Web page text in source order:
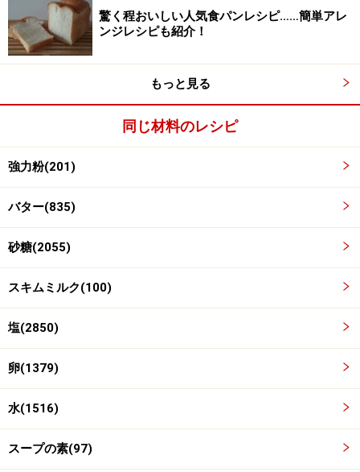
ワンポイントアドバイス
バターを塗ってからさらに、低温のオーブン（160℃く
らい）で乾燥させるように焼き、ラスク風にして食べて
ルを合わせたくなります。
※記事内容は執筆時点のものです。最新の内容をご確認くださ
す場合があります。必ず清潔な状態で、正しい方法で行い、なる
驚く程おいしい人気食パンレシピ……簡単アレ
ンジレシピも紹介！
もっと見る
同じ材料のレシピ
強力粉(201)
バター(835)
砂糖(2055)
スキムミルク(100)
塩(2850)
卵(1379)
水(1516)
スープの素(97)